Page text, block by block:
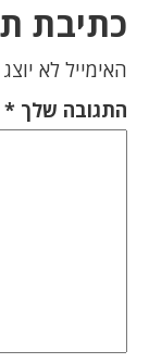
כתיבת
האימייל לא
התגובה שלך *